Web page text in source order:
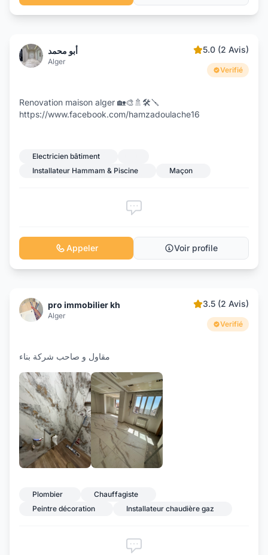
أبو محمد
Alger
5.0 (2 Avis)
Verifié
Renovation maison alger 🏡🎨🚿🛠️🪛
https://www.facebook.com/hamzadoulache16
Electricien bâtiment
Installateur Hammam & Piscine
Maçon
Appeler Voir profile
pro immobilier kh
Alger
3.5 (2 Avis)
Verifié
مقاول و صاحب شركة بناء
Plombier
Chauffagiste
Peintre décoration
Installateur chaudière gaz